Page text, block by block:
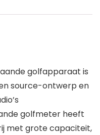
golfapparaat is
source-ontwerp en
golfmeter heeft
met grote capaciteit,